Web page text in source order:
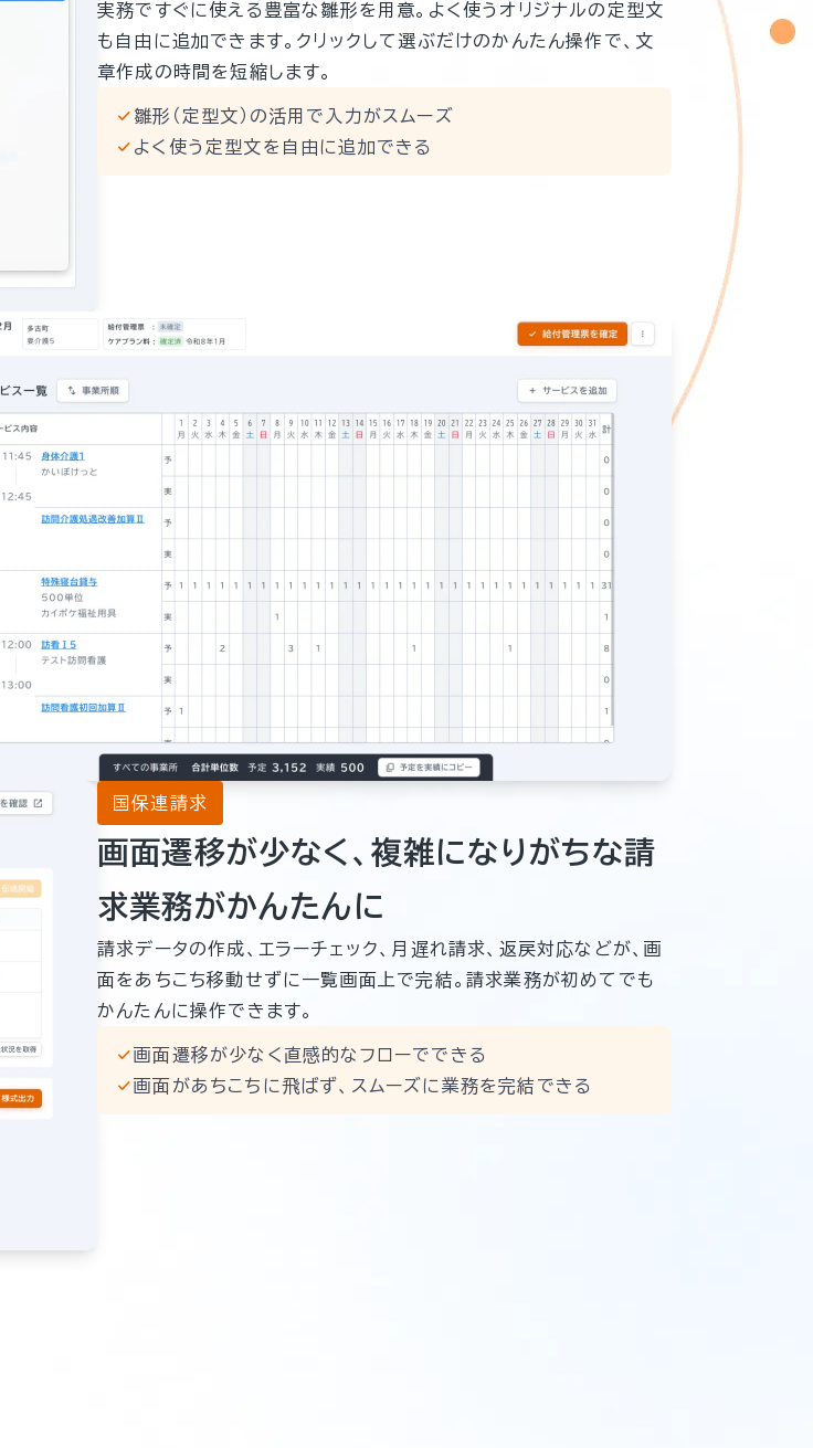
実務ですぐに使える豊富な雛形を用意。よく使うオリジナルの定型文
も自由に追加できます。クリックして選ぶだけのかんたん操作で、文
章作成の時間を短縮します。
雛形（定型文）の活用で入力がスムーズ
よく使う定型文を自由に追加できる
国保連請求
画面遷移が少なく、複雑になりがちな請
求業務がかんたんに
請求データの作成、エラーチェック、月遅れ請求、返戻対応などが、画
面をあちこち移動せずに一覧画面上で完結。請求業務が初めてでも
かんたんに操作できます。
画面遷移が少なく直感的なフローでできる
画面があちこちに飛ばず、スムーズに業務を完結できる